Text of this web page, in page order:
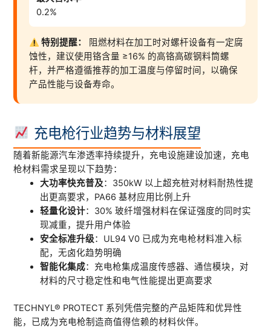
0.2%
特别提醒：
阻燃材料在加工时对螺杆设备有一定腐
蚀性，建议使用铬含量 ≥16% 的高铬高碳钢料筒螺
杆，并严格遵循推荐的加工温度与停留时间，以确保
产品性能与设备寿命。
充电枪行业趋势与材料展望
随着新能源汽车渗透率持续提升，充电设施建设加速，充电
枪材料需求呈现以下趋势：
大功率快充普及：350kW 以上超充桩对材料耐热性提
出更高要求，PA66 基材应用比例上升
轻量化设计：30% 玻纤增强材料在保证强度的同时实
现减重，提升用户体验
安全标准升级：UL94 V0 已成为充电枪材料准入标
配，无卤化趋势明确
智能化集成：充电枪集成温度传感器、通信模块，对
材料的尺寸稳定性和电气性能提出更高要求
TECHNYL® PROTECT 系列凭借完整的产品矩阵和优异性
能，已成为充电枪制造商值得信赖的材料伙伴。